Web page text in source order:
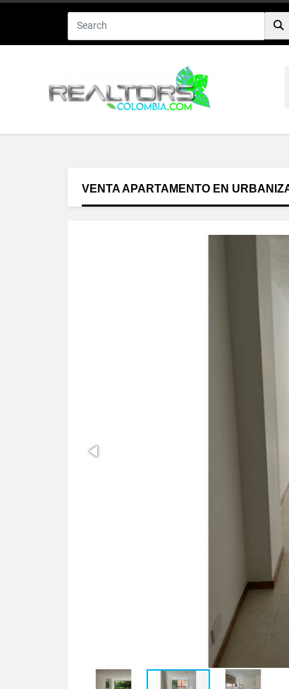
VENTA APARTAMENTO EN